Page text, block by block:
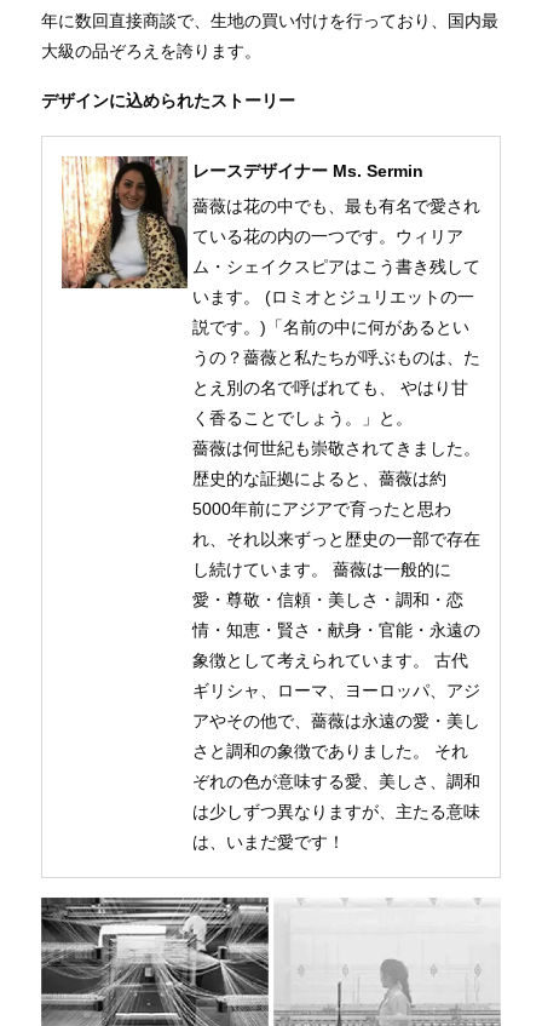
年に数回直接商談で、生地の買い付けを行っており、国内最
大級の品ぞろえを誇ります。
デザインに込められたストーリー
レースデザイナー Ms. Sermin
薔薇は花の中でも、最も有名で愛され
ている花の内の一つです。ウィリア
ム・シェイクスピアはこう書き残して
います。 (ロミオとジュリエットの一
説です。)「名前の中に何があるとい
うの？薔薇と私たちが呼ぶものは、た
とえ別の名で呼ばれても、 やはり甘
く香ることでしょう。」と。
薔薇は何世紀も崇敬されてきました。
歴史的な証拠によると、薔薇は約
5000年前にアジアで育ったと思わ
れ、それ以来ずっと歴史の一部で存在
し続けています。 薔薇は一般的に
愛・尊敬・信頼・美しさ・調和・恋
情・知恵・賢さ・献身・官能・永遠の
象徴として考えられています。 古代
ギリシャ、ローマ、ヨーロッパ、アジ
アやその他で、薔薇は永遠の愛・美し
さと調和の象徴でありました。 それ
ぞれの色が意味する愛、美しさ、調和
は少しずつ異なりますが、主たる意味
は、いまだ愛です！